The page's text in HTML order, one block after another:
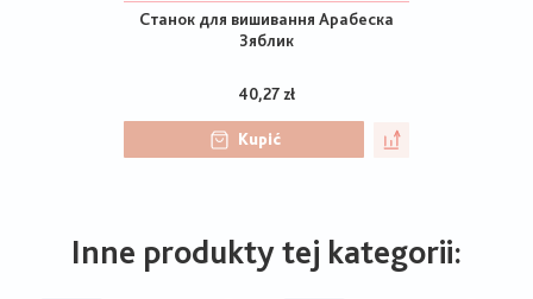
Станок для вишивання Арабеска
Зяблик
40,27 zł
Kupić
Inne produkty tej kategorii: